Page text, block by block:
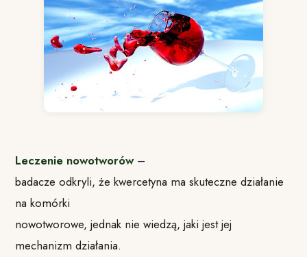
Leczenie nowotworów–
badacze odkryli, że kwercetyna ma skuteczne działanie
na komórki
nowotworowe, jednak nie wiedzą, jaki jest jej
mechanizm działania.